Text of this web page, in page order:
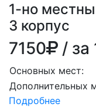
1-но
3 корпус
7150 / за
Основных мест:
Дополнительных
Подробнее